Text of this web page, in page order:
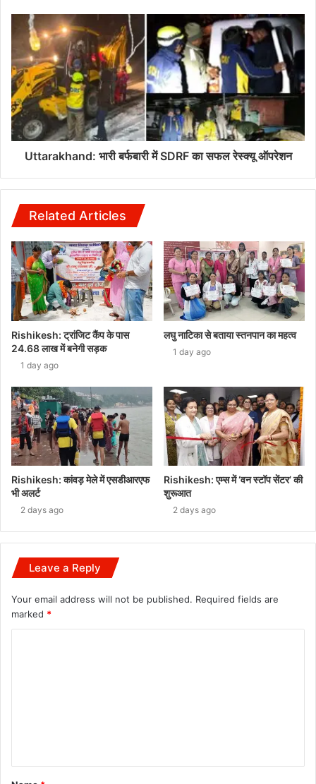
Uttarakhand: भारी बर्फबारी में SDRF का सफल रेस्क्यू ऑपरेशन
Related Articles
Rishikesh: ट्रांजिट कैंप के पास
24.68 लाख में बनेगी सड़क
1 day ago
लघु नाटिका से बताया स्तनपान का महत्व
1 day ago
Rishikesh: कांवड़ मेले में एसडीआरएफ
भी अलर्ट
2 days ago
Rishikesh: एम्स में ‘वन स्टॉप सेंटर’ की
शुरूआत
2 days ago
Leave a Reply
Your email address will not be published. Required fields are
marked *
t